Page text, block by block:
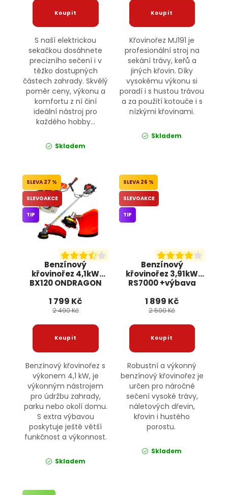
S naší elektrickou
sekačkou dosáhnete
precizního sečení i v
těžko dostupných
částech zahrady. Skvělý
poměr ceny, výkonu a
komfortu z ní činí
ideální nástroj pro
každého hobby...
Skladem
Křovinořez MJ191 je
profesionální stroj na
sekání trávy, keřů a
jiných křovin. Díky
vysokému výkonu si
poradí i s hustou trávou
a za použití kotouče i s
nízkými křovinami.
Skladem
Benzínový
křovinořez 4,1kW
BX120 ONDRAGON
27 %
SLEVOAKCE
TIP
1 799 Kč
2 490 Kč
Benzínový křovinořez s
výkonem 4,1 kW, je
výkonným nástrojem
pro údržbu zahrady,
parku nebo okolí domu.
S extra výbavou
poskytuje ještě větší
funkčnost a výkonnost.
Skladem
Benzínový
křovinořez 3,91kW
RS7000 +výbava
26 %
SLEVOAKCE
TIP
1 899 Kč
2 590 Kč
Robustní a výkonný
benzínový křovinořez je
určen pro náročné
sečení vysoké trávy,
náletových dřevin,
křovin i hustého
porostu.
Skladem